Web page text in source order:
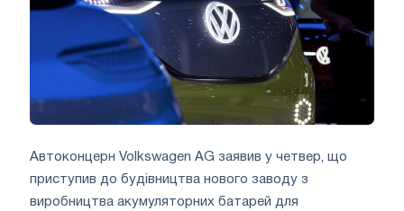
Автоконцерн Volkswagen AG заявив у четвер, що
приступив до будівництва нового заводу з
виробництва акумуляторних батарей для